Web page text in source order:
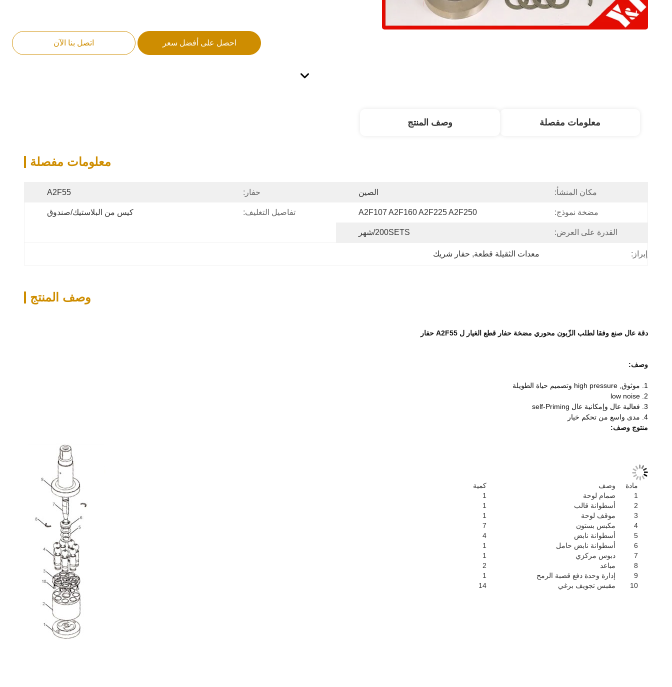
احصل على أفضل سعر اتصل بنا الآن
معلومات مفصلة وصف المنتج
معلومات مفصلة
مكان المنشأ: الصين حفار: A2F55
مضخة نموذج: A2F107 A2F160 A2F225 A2F250 تفاصيل التغليف: كيس من البلاستيك/صندوق
القدرة على العرض: 200SETS/شهر
إبراز: معدات الثقيلة قطعة, حفار شريك
وصف المنتج
دقة عال صنع وفقا لطلب الزّبون محوري مضخة حفار قطع الغيار ل A2F55 حفار
وصف:
1. موثوق, high pressure وتصميم حياة الطويلة
2. low noise
3. فعالية عال وإمكانية عال self-Priming
4. مدى واسع من تحكم خيار
منتوج وصف:
مادة وصف
كمية
1
صمام لوحة
1
2
أسطوانة قالب
1
3
موقف لوحة
1
4
مكبس بستون
7
5
أسطوانة نابض
4
6
أسطوانة نابض حامل
1
7
دبوس مركزي
1
8
مباعد
2
9
إدارة وحدة دفع قصبة الرمح
1
10
مقبس تجويف برغي 14